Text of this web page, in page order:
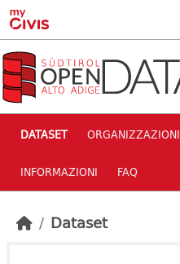
Skip to main content
DATASET ORGANIZZAZIONI
INFORMAZIONI FAQ
Dataset